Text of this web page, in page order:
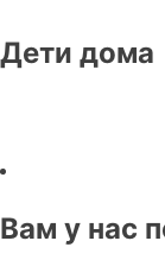
Дети дома
Вам у нас